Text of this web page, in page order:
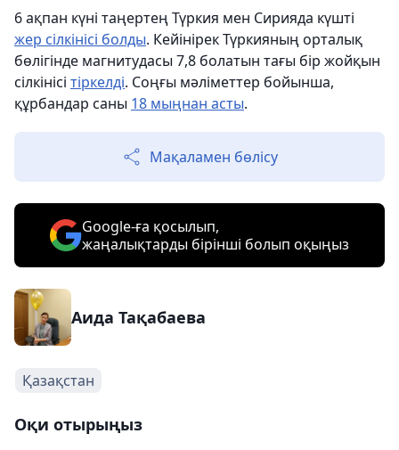
6 ақпан күні таңертең Түркия мен Сирияда күшті
жер сілкінісі болды. Кейінірек Түркияның орталық
бөлігінде магнитудасы 7,8 болатын тағы бір жойқын
сілкінісі тіркелді. Соңғы мәліметтер бойынша,
құрбандар саны 18 мыңнан асты.
Мақаламен бөлісу
Google-ға қосылып,
жаңалықтарды бірінші болып оқыңыз
Аида Тақабаева
Қазақстан
Оқи отырыңыз